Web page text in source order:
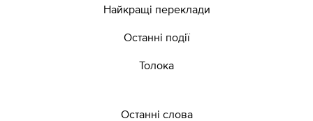
Найкращі переклади
Останні події
Толока
Останні слова